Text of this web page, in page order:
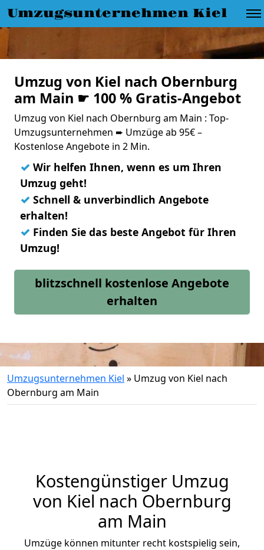
Umzugsunternehmen Kiel
Umzug von Kiel nach Obernburg
am Main ☛ 100 % Gratis-Angebot
Umzug von Kiel nach Obernburg am Main : Top-
Umzugsunternehmen ➨ Umzüge ab 95€ –
Kostenlose Angebote in 2 Min.
✓ Wir helfen Ihnen, wenn es um Ihren
Umzug geht!
✓ Schnell & unverbindlich Angebote
erhalten!
✓ Finden Sie das beste Angebot für Ihren
Umzug!
blitzschnell kostenlose Angebote
erhalten
Umzugsunternehmen Kiel » Umzug von Kiel nach
Obernburg am Main
Kostengünstiger Umzug
von Kiel nach Obernburg
am Main
Umzüge können mitunter recht kostspielig sein,